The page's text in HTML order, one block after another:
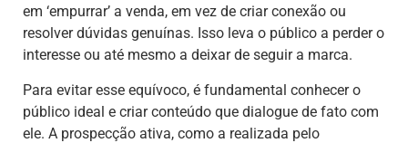
em ‘empurrar’ a venda, em vez de criar conexão ou
resolver dúvidas genuínas. Isso leva o público a perder o
interesse ou até mesmo a deixar de seguir a marca.
Para evitar esse equívoco, é fundamental conhecer o
público ideal e criar conteúdo que dialogue de fato com
ele. A prospecção ativa, como a realizada pelo